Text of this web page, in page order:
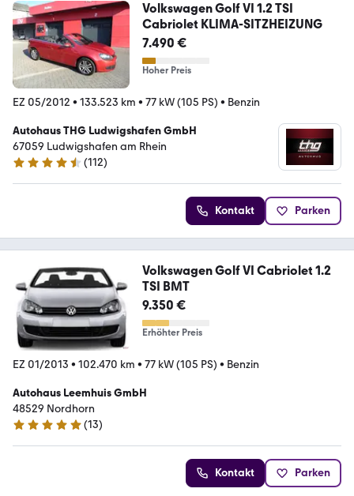
Volkswagen Golf VI 1.2 TSI
Cabriolet KLIMA-SITZHEIZUNG
7.490 €
Hoher Preis
EZ 05/2012 • 133.523 km • 77 kW (105 PS) • Benzin
Autohaus THG Ludwigshafen GmbH
67059 Ludwigshafen am Rhein
4.5 Sterne
(112)
Kontakt Parken
Volkswagen Golf VI Cabriolet 1.2
TSI BMT
9.350 €
Erhöhter Preis
EZ 01/2013 • 102.470 km • 77 kW (105 PS) • Benzin
Autohaus Leemhuis GmbH
48529 Nordhorn
5 Sterne
(13)
Kontakt Parken